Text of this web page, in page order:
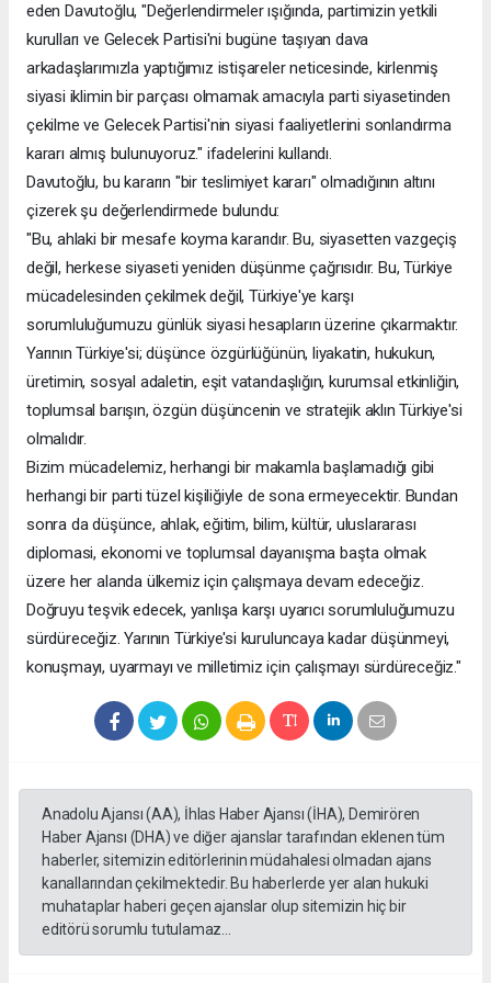
eden Davutoğlu, "Değerlendirmeler ışığında, partimizin yetkili
kurulları ve Gelecek Partisi'ni bugüne taşıyan dava
arkadaşlarımızla yaptığımız istişareler neticesinde, kirlenmiş
siyasi iklimin bir parçası olmamak amacıyla parti siyasetinden
çekilme ve Gelecek Partisi'nin siyasi faaliyetlerini sonlandırma
kararı almış bulunuyoruz." ifadelerini kullandı.
Davutoğlu, bu kararın "bir teslimiyet kararı" olmadığının altını
çizerek şu değerlendirmede bulundu:
"Bu, ahlaki bir mesafe koyma kararıdır. Bu, siyasetten vazgeçiş
değil, herkese siyaseti yeniden düşünme çağrısıdır. Bu, Türkiye
mücadelesinden çekilmek değil, Türkiye'ye karşı
sorumluluğumuzu günlük siyasi hesapların üzerine çıkarmaktır.
Yarının Türkiye'si; düşünce özgürlüğünün, liyakatin, hukukun,
üretimin, sosyal adaletin, eşit vatandaşlığın, kurumsal etkinliğin,
toplumsal barışın, özgün düşüncenin ve stratejik aklın Türkiye'si
olmalıdır.
Bizim mücadelemiz, herhangi bir makamla başlamadığı gibi
herhangi bir parti tüzel kişiliğiyle de sona ermeyecektir. Bundan
sonra da düşünce, ahlak, eğitim, bilim, kültür, uluslararası
diplomasi, ekonomi ve toplumsal dayanışma başta olmak
üzere her alanda ülkemiz için çalışmaya devam edeceğiz.
Doğruyu teşvik edecek, yanlışa karşı uyarıcı sorumluluğumuzu
sürdüreceğiz. Yarının Türkiye'si kuruluncaya kadar düşünmeyi,
konuşmayı, uyarmayı ve milletimiz için çalışmayı sürdüreceğiz."
Anadolu Ajansı (AA), İhlas Haber Ajansı (İHA), Demirören
Haber Ajansı (DHA) ve diğer ajanslar tarafından eklenen tüm
haberler, sitemizin editörlerinin müdahalesi olmadan ajans
kanallarından çekilmektedir. Bu haberlerde yer alan hukuki
muhataplar haberi geçen ajanslar olup sitemizin hiç bir
editörü sorumlu tutulamaz...